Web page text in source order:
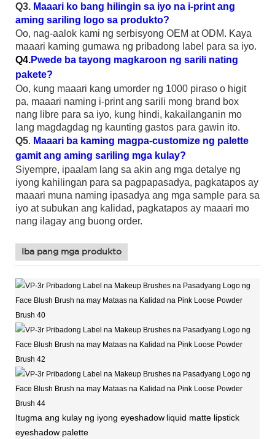
Q3. Maaari ko bang hilingin sa iyo na i-print ang
aming sariling logo sa produkto?
Oo, nag-aalok kami ng serbisyong OEM at ODM. Kaya
maaari kaming gumawa ng pribadong label para sa iyo.
Q4.Pwede ba tayong magkaroon ng sarili nating
pakete?
Oo, kung maaari kang umorder ng 1000 piraso o higit
pa, maaari naming i-print ang sarili mong brand box
nang libre para sa iyo, kung hindi, kakailanganin mo
lang magdagdag ng kaunting gastos para gawin ito.
Q5. Maaari ba kaming magpa-customize ng palette
gamit ang aming sariling mga kulay?
Siyempre, ipaalam lang sa akin ang mga detalye ng
iyong kahilingan para sa pagpapasadya, pagkatapos ay
maaari muna naming ipasadya ang mga sample para sa
iyo at subukan ang kalidad, pagkatapos ay maaari mo
nang ilagay ang buong order.
Iba pang mga produkto
Itugma ang kulay ng iyong eyeshadow liquid matte lipstick
eyeshadow palette